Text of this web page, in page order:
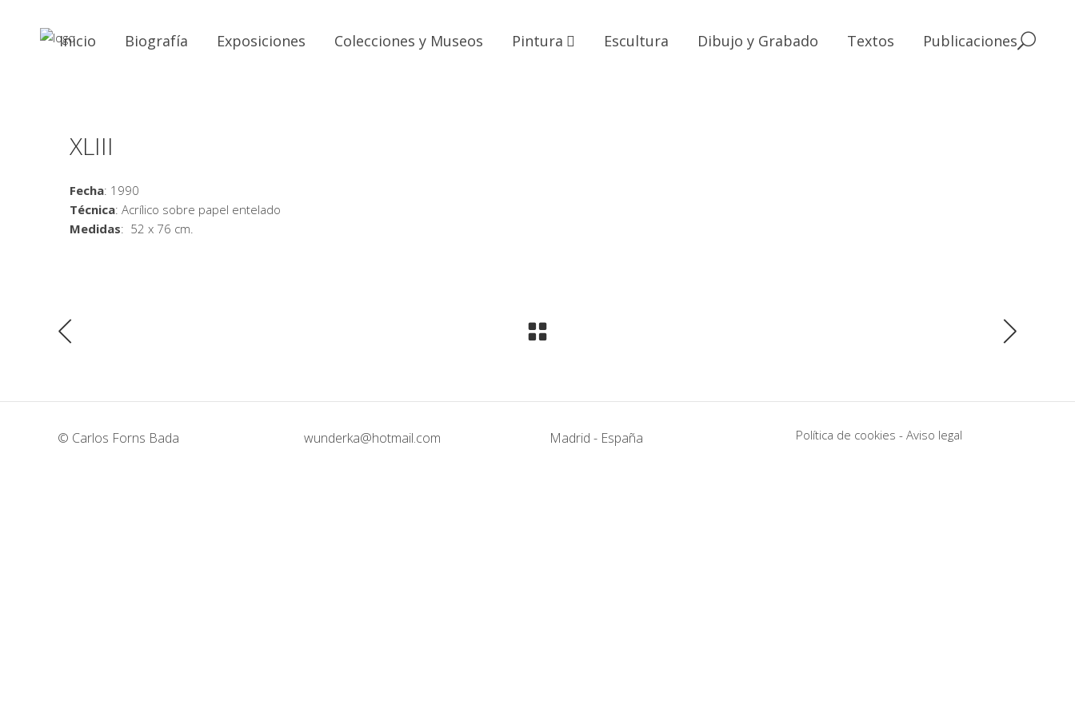
Inicio Biografía Exposiciones Colecciones y Museos Pintura Escultura Dibujo y Grabado Textos Publicaciones
XLIII
Fecha: 1990
Técnica: Acrílico sobre papel entelado
Medidas: 52 x 76 cm.
© Carlos Forns Bada wunderka@hotmail.com Madrid - España Política de cookies - Aviso legal